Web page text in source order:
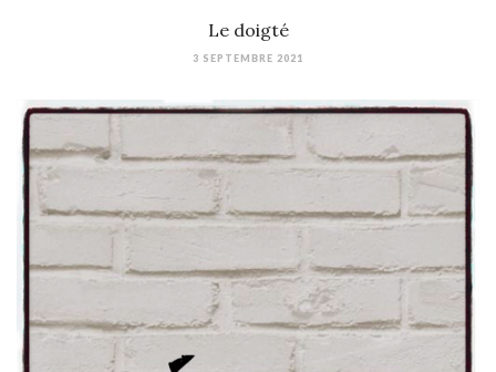
Le doigté
3 SEPTEMBRE 2021